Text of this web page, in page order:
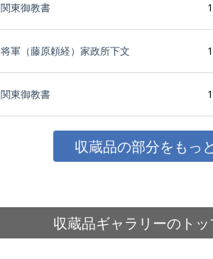
関東御教書
将軍（藤原頼経）家政所下文
関東御教書
収蔵品の部分をもっ
収蔵品ギャラリーのト